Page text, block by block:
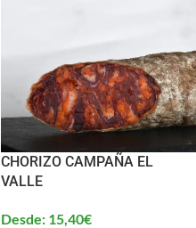
CHORIZO CAMPAÑA EL
VALLE
Desde: 15,40€